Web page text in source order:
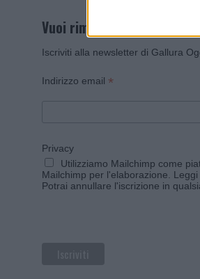
Vuoi rimanere sempre
Iscriviti alla newsletter di Gallura
Indirizzo email *
Privacy
Utilizziamo Mailchimp come
Mailchimp per l'elaborazione.
Potrai annullare l'iscrizione in